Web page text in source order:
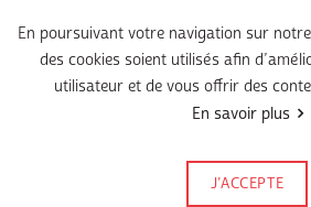
Piscine communale
École fondamentale
En poursuivant votre navigation sur
des cookies soient utilisés afin
utilisateur et de vous offrir des
En savoir plus
J’ACCEPTE